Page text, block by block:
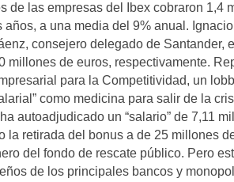
de las empresas del Ibex cobraron 1,4
a una media del 9% anual.
consejero delegado de Santander,
de euros, respectivamente.
para la Compe­titividad, un
como medicina para salir de la
autoadjudicado un “salario” de 7,11
retirada del bonus a de 25 millones
del fondo de rescate público. Pero
de los principales bancos y